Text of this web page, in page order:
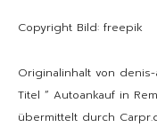
Copyright Bild: freepik
Originalinhalt von
Titel “ Autoankauf in
übermittelt durch